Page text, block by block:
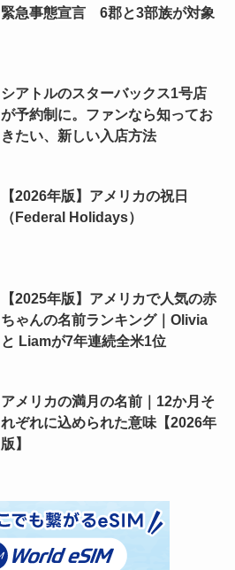
緊急事態宣言 6郡と3部族が対象
シアトルのスターバックス1号店
が予約制に。ファンなら知ってお
きたい、新しい入店方法
【2026年版】アメリカの祝日
（Federal Holidays）
【2025年版】アメリカで人気の赤
ちゃんの名前ランキング｜Olivia
と Liamが7年連続全米1位
アメリカの満月の名前｜12か月そ
れぞれに込められた意味【2026年
版】